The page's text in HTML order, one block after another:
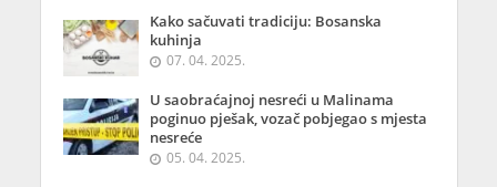
Kako sačuvati tradiciju: Bosanska
kuhinja
07. 04. 2025.
U saobraćajnoj nesreći u Malinama
poginuo pješak, vozač pobjegao s mjesta
nesreće
05. 04. 2025.